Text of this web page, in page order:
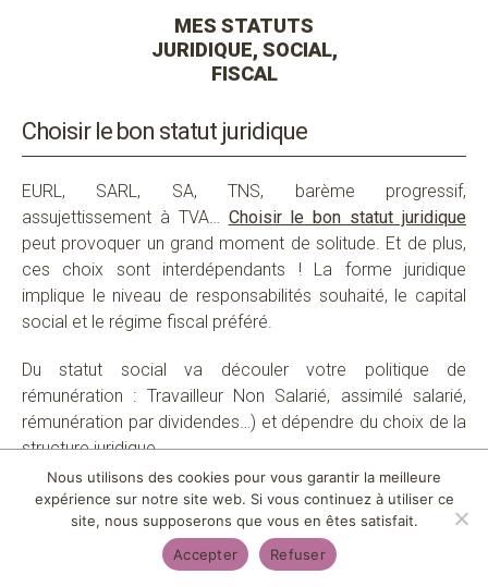
VOUS ÊTES EN PLEINE CRÉATION
ÊTRE ACCOMPAGNÉ ?
MES STATUTS
JURIDIQUE, SOCIAL,
FISCAL
Choisir le bon statut juridique
EURL, SARL, SA, TNS, barème progressif,
assujettissement à TVA… Choisir le bon statut juridique
peut provoquer un grand moment de solitude. Et de plus,
ces choix sont interdépendants ! La forme juridique
implique le niveau de responsabilités souhaité, le capital
social et le régime fiscal préféré.
Du statut social va découler votre politique de
rémunération : Travailleur Non Salarié, assimilé salarié,
rémunération par dividendes…) et dépendre du choix de la
structure juridique.
Concernant le statut fiscal, le résultat de votre activité
pourra être soumis à l’impôt sur le revenu (barème
progressif) ou à l’impôt sur les sociétés.
Nous utilisons des cookies pour vous garantir la meilleure
expérience sur notre site web. Si vous continuez à utiliser ce
site, nous supposerons que vous en êtes satisfait.
Accepter
Refuser